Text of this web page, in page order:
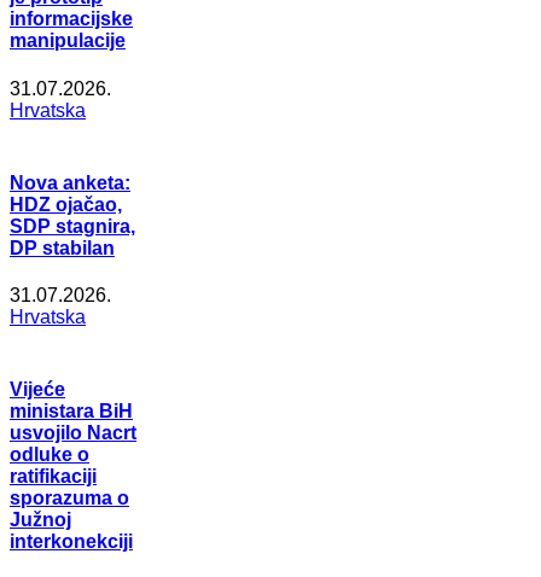
informacijske
manipulacije
31.07.2026.
Hrvatska
Nova anketa:
HDZ ojačao,
SDP stagnira,
DP stabilan
31.07.2026.
Hrvatska
Vijeće
ministara BiH
usvojilo Nacrt
odluke o
ratifikaciji
sporazuma o
Južnoj
interkonekciji